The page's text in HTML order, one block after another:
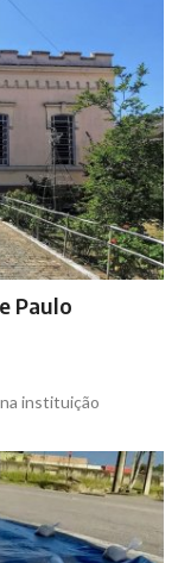
Paulo
instituição